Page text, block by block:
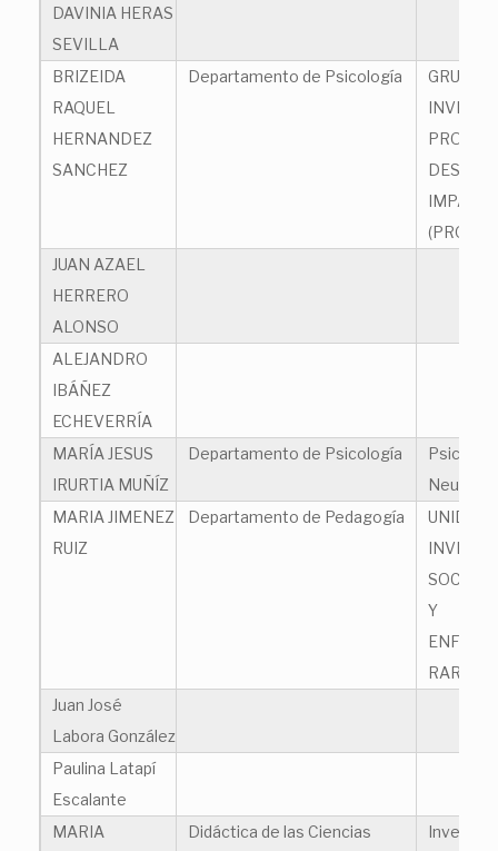
DAVINIA HERAS
SEVILLA
BRIZEIDA
RAQUEL
HERNANDEZ
SANCHEZ
Departamento de Psicología
GRUPO
(PRODIS)
JUAN AZAEL
HERRERO
ALONSO
ALEJANDRO
IBÁÑEZ
ECHEVERRÍA
MARÍA JESUS
IRURTIA MUÑÍZ
Departamento de Psicología
MARIA JIMENEZ
RUIZ
Departamento de Pedagogía
UNIDAD
SOCIAL
Y
RARAS
Juan José
Labora González
Paulina Latapí
Escalante
MARIA
Didáctica de las Ciencias